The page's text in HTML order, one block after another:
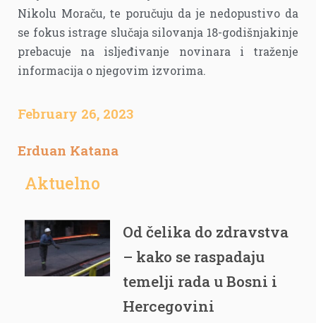
Nikolu Moraču, te poručuju da je nedopustivo da
se fokus istrage slučaja silovanja 18-godišnjakinje
prebacuje na isljeđivanje novinara i traženje
informacija o njegovim izvorima.
February 26, 2023
Erduan Katana
Aktuelno
Od čelika do zdravstva
– kako se raspadaju
temelji rada u Bosni i
Hercegovini